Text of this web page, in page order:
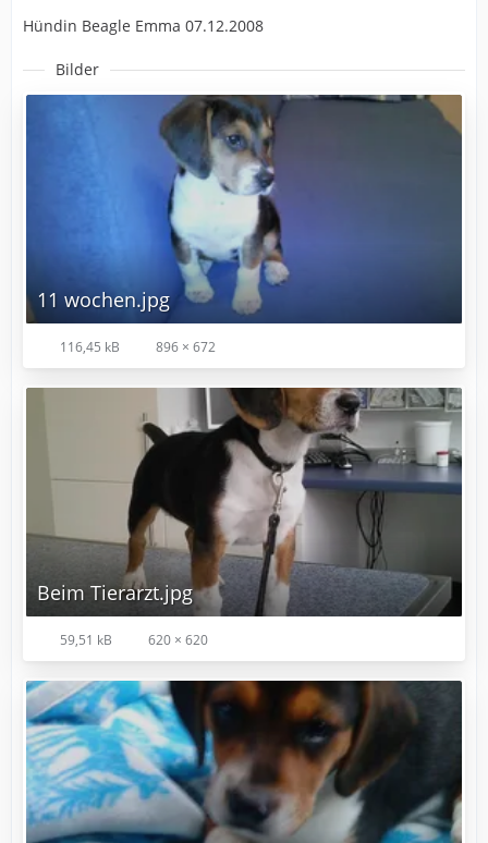
Hündin Beagle Emma 07.12.2008
Bilder
11 wochen.jpg
116,45 kB 896 × 672
Beim Tierarzt.jpg
59,51 kB 620 × 620